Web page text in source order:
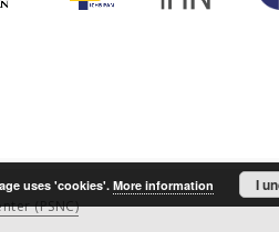
(PSNC)
uses 'cookies'. More information I